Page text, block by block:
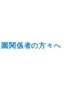
園関係者の方々へ